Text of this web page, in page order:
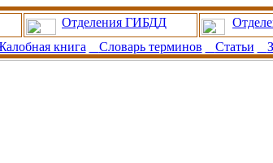
Отделения ГИБДД
книга Словарь терминов Статьи